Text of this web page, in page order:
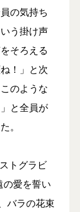
の気持ち
う掛け声
そろえる
！」と次
のような
と全員が
。
トグラビ
の愛を誓い
バラの花束